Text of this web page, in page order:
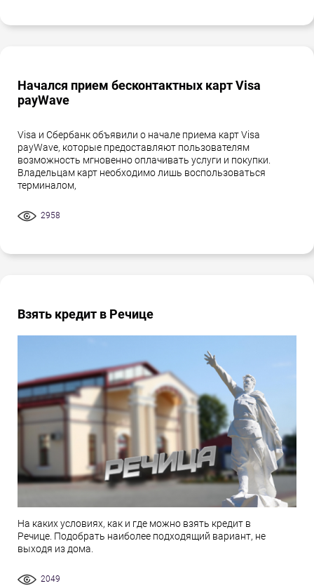
Начался прием бесконтактных карт Visa
payWave
Visa и Сбербанк объявили о начале приема карт Visa
payWave, которые предоставляют пользователям
возможность мгновенно оплачивать услуги и покупки.
Владельцам карт необходимо лишь воспользоваться
терминалом,
2958
Взять кредит в Речице
На каких условиях, как и где можно взять кредит в
Речице. Подобрать наиболее подходящий вариант, не
выходя из дома.
2049